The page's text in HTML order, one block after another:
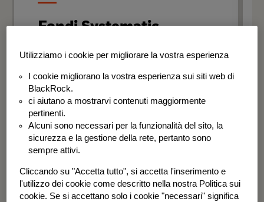
Fondi Systematic
Strategie quantitative basate sui dati
disciplinato e coerente nel tempo.
BSF Systematic World Equity Fund
BGF Systematic Global Equity High
Income Fund
Utilizziamo i cookie per migliorare la vostra esperienza
I cookie migliorano la vostra esperienza sui siti web di
BlackRock.
ci aiutano a mostrarvi contenuti maggiormente
pertinenti.
Alcuni sono necessari per la funzionalità del sito, la
sicurezza e la gestione della rete, pertanto sono
sempre attivi.
Cliccando su "Accetta tutto", si accetta l'inserimento e
l'utilizzo dei cookie come descritto nella nostra Politica sui
cookie. Se si accettano solo i cookie "necessari" significa